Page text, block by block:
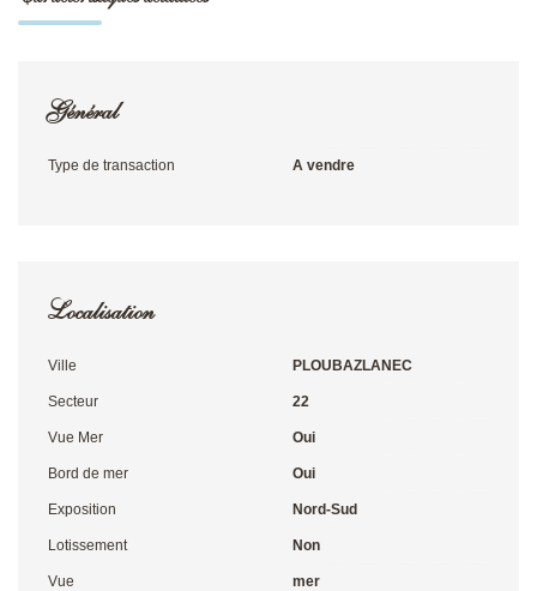
Général
Type de transaction A vendre
Localisation
Ville PLOUBAZLANEC
Secteur 22
Vue Mer Oui
Bord de mer Oui
Exposition Nord-Sud
Lotissement Non
Vue mer